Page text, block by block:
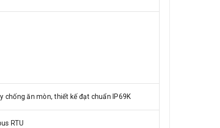
chống ăn mòn, thiết kế đạt chuẩn IP69K
RTU